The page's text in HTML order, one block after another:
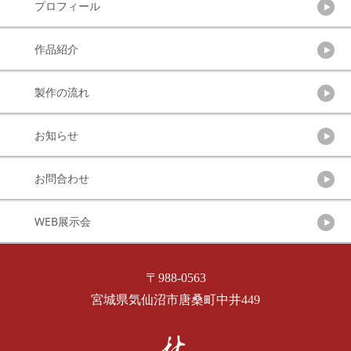
プロフィール
作品紹介
製作の流れ
お知らせ
お問合わせ
WEB展示会
〒988-0563
宮城県気仙沼市唐桑町中井449